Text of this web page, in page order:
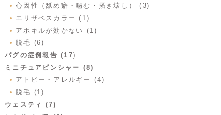
心因性（舐め癖・噛む・掻き壊し） (3)
エリザベスカラー (1)
アポキルが効かない (1)
脱毛 (6)
パグの症例報告 (17)
ミニチュアピンシャー (8)
アトピー・アレルギー (4)
脱毛 (1)
ウェスティ (7)